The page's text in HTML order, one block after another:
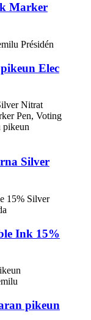
Marker
Elec
Silver
Ink 15%
pikeun